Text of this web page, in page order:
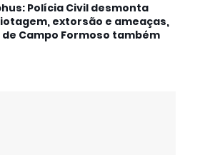
Polícia Civil desmonta
extorsão e ameaças,
de Campo Formoso também